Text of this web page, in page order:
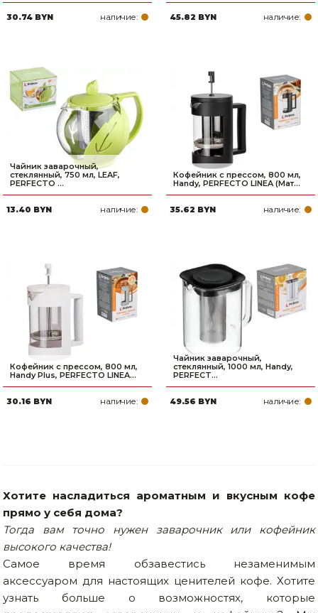
30.74 BYN наличие: 45.82 BYN наличие:
Чайник заварочный,
стеклянный, 750 мл, LEAF,
PERFECTO ...
13.40 BYN наличие:
Кофейник с прессом, 800 мл,
Handy, PERFECTO LINEA (Мат...
35.62 BYN наличие:
Кофейник с прессом, 800 мл,
Handy Plus, PERFECTO LINEA...
30.16 BYN наличие:
Чайник заварочный,
стеклянный, 1000 мл, Handy,
PERFECT...
49.56 BYN наличие:
Хотите насладиться ароматным и вкусным кофе
прямо у себя дома?
Тогда вам точно нужен заварочник или кофейник
высокого качества!
Самое время обзавестись незаменимым
аксессуаром для настоящих ценителей кофе. Хотите
узнать больше о возможностях, которые